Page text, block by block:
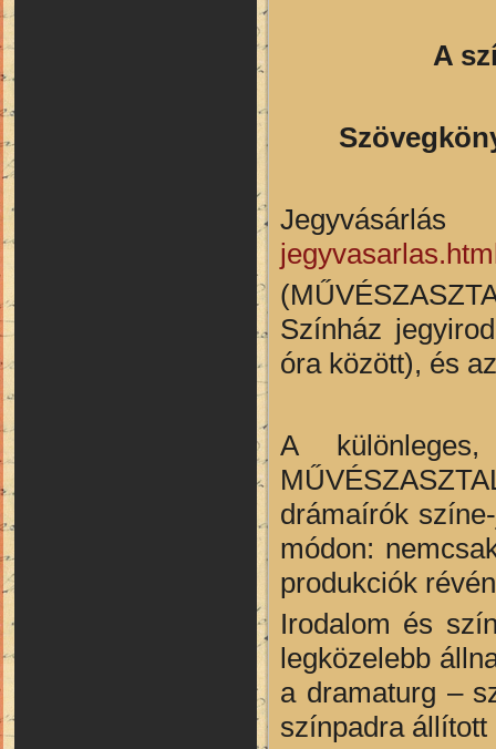
A
Színház
óra között), és
A
drámaírók
módon:
produkciók
Irodalom és
legközelebb
a dramaturg –
színpadra